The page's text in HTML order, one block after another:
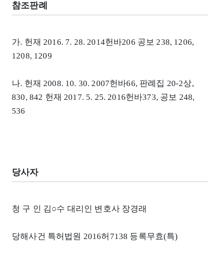
참조판례
가. 헌재 2016. 7. 28. 2014헌바206 공보 238, 1206,
1208, 1209
나. 헌재 2008. 10. 30. 2007헌바66, 판례집 20-2상,
830, 842 헌재 2017. 5. 25. 2016헌바373, 공보 248,
536
당사자
청 구 인 김○수 대리인 변호사 장경래
당해사건 특허법원 2016허7138 등록무효(특)